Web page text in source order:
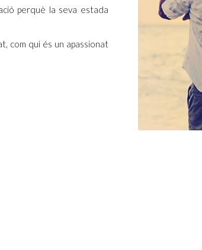
perquè la seva estada
com qui és un apassionat